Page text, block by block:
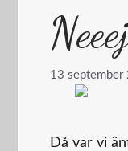
13 september
Då var vi